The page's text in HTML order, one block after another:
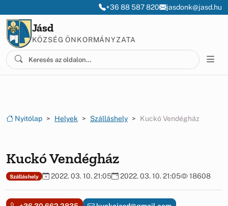
+36 88 587 820 jasdonk@jasd.hu
Jásd
KÖZSÉG ÖNKORMÁNYZATA
Nyitólap Helyek Szálláshely Kuckó Vendégház
Kuckó Vendégház
Szálláshely 2022. 03. 10. 21:05 2022. 03. 10. 21:05 18608